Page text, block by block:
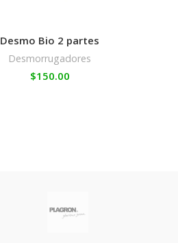
Desmo Bio 2 partes
Desmorrugadores
$150.00